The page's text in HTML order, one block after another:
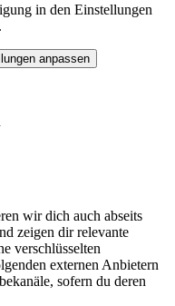
in den Einstellungen
.
anpassen
wir dich auch abseits
zeigen dir relevante
verschlüsselten
externen Anbietern
sofern du deren